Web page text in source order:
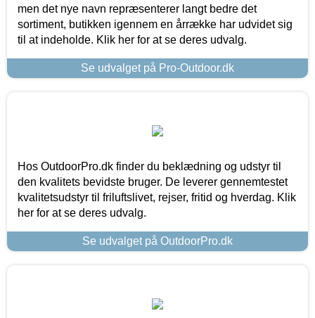
men det nye navn repræsenterer langt bedre det
sortiment, butikken igennem en årrække har udvidet sig
til at indeholde. Klik her for at se deres udvalg.
Se udvalget på Pro-Outdoor.dk
Hos OutdoorPro.dk finder du beklædning og udstyr til
den kvalitets bevidste bruger. De leverer gennemtestet
kvalitetsudstyr til friluftslivet, rejser, fritid og hverdag. Klik
her for at se deres udvalg.
Se udvalget på OutdoorPro.dk